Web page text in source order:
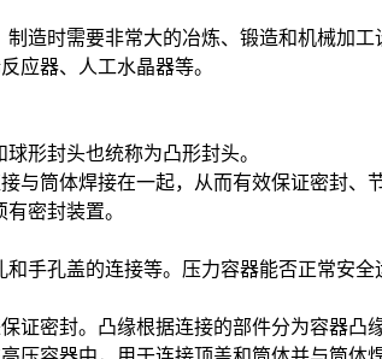
造时需要非常大的冶炼、锻造和机械加
应器、人工水晶器等。
形封头也统称为凸形封头。
筒体焊接在一起，从而有效保证密封、
密封装置。
手孔盖的连接等。压力容器能否正常安
密封。凸缘根据连接的部件分为容器凸